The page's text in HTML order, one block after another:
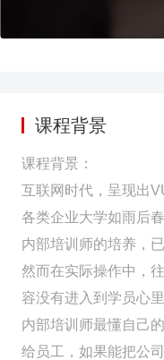
课程背景
课程背景：
互联网时代，呈现出
各类企业大学如雨后
内部培训师的培养，
然而在实际操作中，
容没有进入到学员心
内部培训师最懂自己
给员工，如果能把公